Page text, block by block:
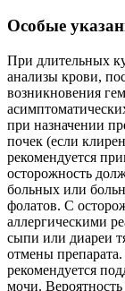
Особые
При длительных
анализы крови,
возникновения
при назначении
почек (если
рекомендуется
осторожность
больных или
фолатов. С
аллергическими
сыпи или диареи
отмены
рекомендуется
мочи.